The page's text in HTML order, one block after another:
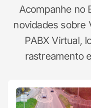
Acompanhe no
novidades sobre
PABX Virtual,
rastreamento